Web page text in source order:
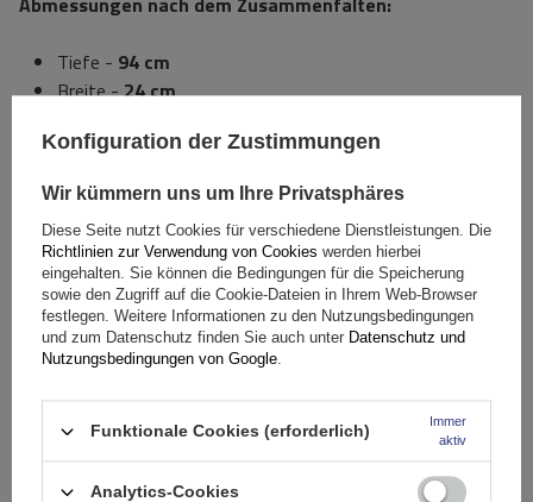
Tiefe - 94 cm
Breite -24 cm
Tiefe -94 cm
Breite -112 cm
Höhe – etwa70 cm
Spezifikation
Das Produkt passt zu Autos
Konfiguration der Zustimmungen
Wir kümmern uns um Ihre Privatsphäres
Diese Seite nutzt Cookies für verschiedene Dienstleistungen. Die
Richtlinien zur Verwendung von Cookies werden hierbei
eingehalten. Sie können die Bedingungen für die Speicherung
sowie den Zugriff auf die Cookie-Dateien in Ihrem Web-Browser
festlegen. Weitere Informationen zu den Nutzungsbedingungen
und zum Datenschutz finden Sie auch unter Datenschutz und
Nutzungsbedingungen von Google.
Funktionale Cookies (erforderlich)
Immer
aktiv
Analytics-Cookies